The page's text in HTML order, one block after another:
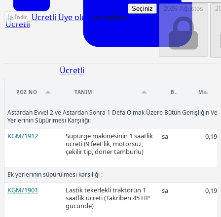
Ücretli
Ücretli
2026-Mart
Ücretli
KGM/4378 Birim Fiyat Analizi
İndir Ücretli Üye olun ve indirin
Seçiniz 2026-Ağustos
POZ NO TANIM BIRIM MIKTAR
Astardan Evvel 2 ve Astardan Sonra 1 Defa Olmak Üzere Bütün Genişliğin Ve
Yerlerinin Süpürlmesi Karşılığı:
KGM/1912
Süpürge makinesinin 1 saatlik
ücreti (9 feet'lik, motorsuz,
çekilir tip, döner tamburlu)
sa 0,19
Ek yerlerinin süpürülmesi karşılığı :
KGM/1901
Lastik tekerlekli traktörün 1
saatlik ücreti (Takriben 45 HP
gücünde)
sa 0,19